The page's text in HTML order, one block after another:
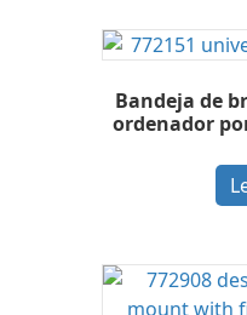
Bandeja de
ordenador